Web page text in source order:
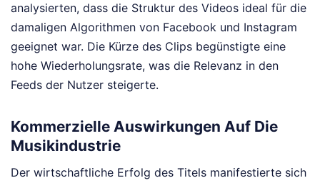
analysierten, dass die Struktur des Videos ideal für die
damaligen Algorithmen von Facebook und Instagram
geeignet war. Die Kürze des Clips begünstigte eine
hohe Wiederholungsrate, was die Relevanz in den
Feeds der Nutzer steigerte.
Kommerzielle Auswirkungen Auf Die
Musikindustrie
Der wirtschaftliche Erfolg des Titels manifestierte sich